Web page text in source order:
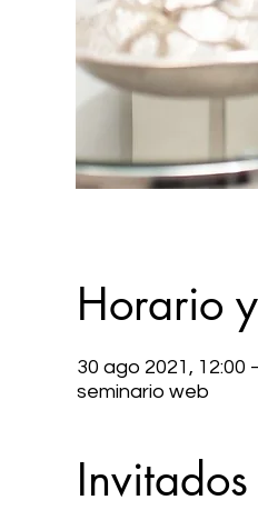
Horario
30 ago 2021, 12:00
seminario web
Invitados